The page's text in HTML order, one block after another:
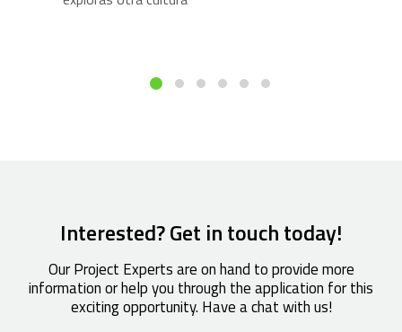
Interested? Get in touch today!
Our Project Experts are on hand to provide more
information or help you through the application for this
exciting opportunity. Have a chat with us!